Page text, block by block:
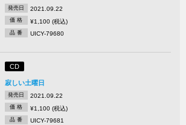
発売日 2021.09.22
価 格 ¥1,100 (税込)
品 番 UICY-79680
CD
寂しい土曜日
発売日 2021.09.22
価 格 ¥1,100 (税込)
品 番 UICY-79681